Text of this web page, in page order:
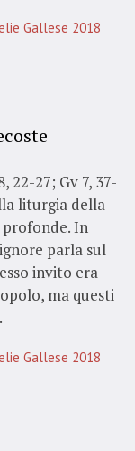
Gallese 2018
22-27; Gv 7, 37-
liturgia della
In
parla sul
invito era
ma questi
Gallese 2018